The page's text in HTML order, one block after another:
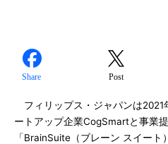
Share Post
フィリップス・ジャパンは2021
ートアップ企業CogSmartと事業
「BrainSuite（ブレーン スイー